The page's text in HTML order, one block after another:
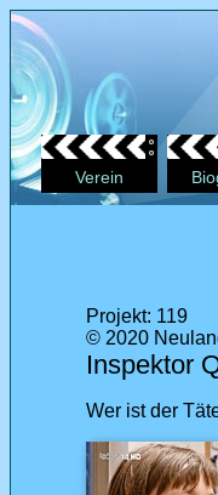
Verein
Projekt: 119
© 2020
Inspektor
Wer ist der